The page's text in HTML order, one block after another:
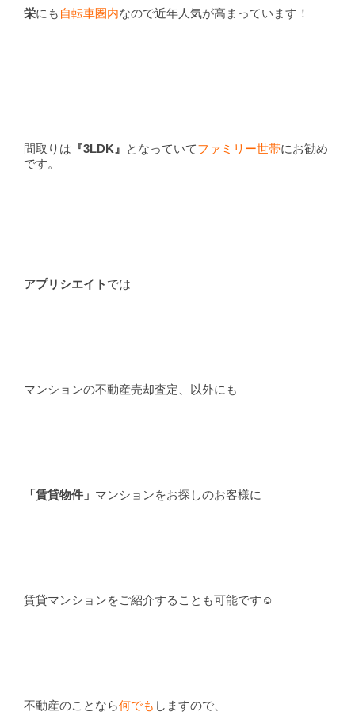
栄にも 自転車圏内なので近年人気が高まっています！
間取りは 『3LDK』 となっていてファミリー世帯にお勧め
です。
アプリシエイト では
マンションの不動産売却査定、以外にも
「賃貸物件」 マンションをお探しのお客様に
賃貸マンションをご紹介することも可能です☺
不動産のことなら何でも しますので、